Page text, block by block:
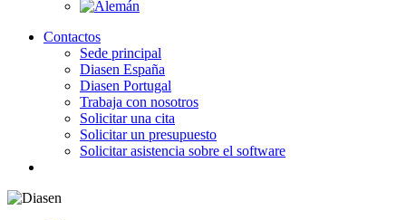
Contactos
Sede principal
Diasen España
Diasen Portugal
Trabaja con nosotros
Solicitar una cita
Solicitar un presupuesto
Solicitar asistencia sobre el software